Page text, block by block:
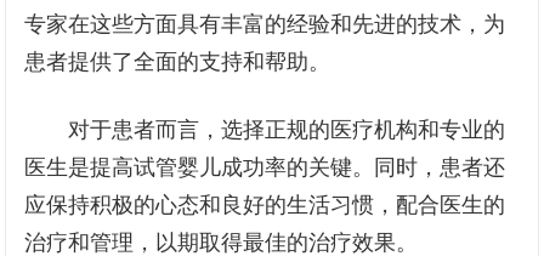
专家在这些方面具有丰富的经验和先进的技术，为
患者提供了全面的支持和帮助。
对于患者而言，选择正规的医疗机构和专业的
医生是提高试管婴儿成功率的关键。同时，患者还
应保持积极的心态和良好的生活习惯，配合医生的
治疗和管理，以期取得最佳的治疗效果。